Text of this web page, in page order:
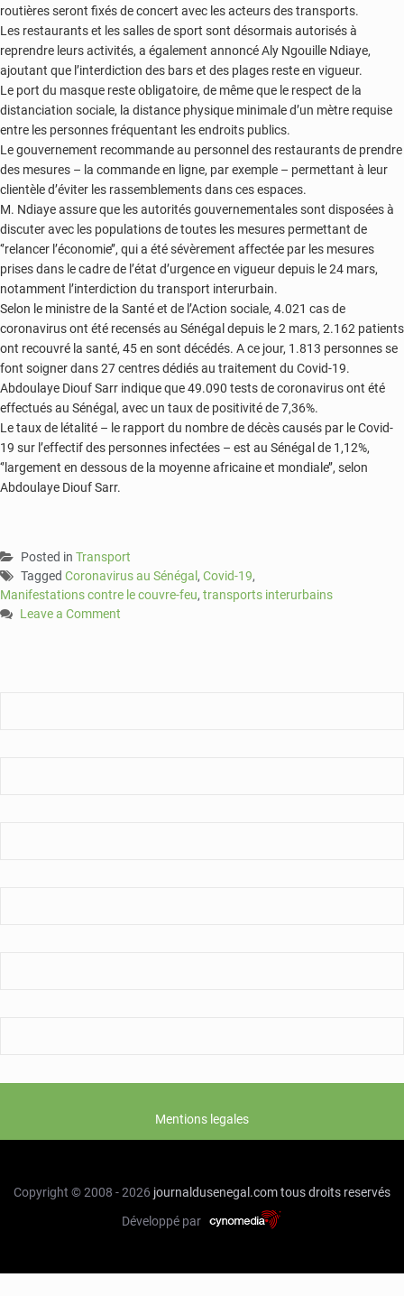
routières seront fixés de concert avec les acteurs des transports.
Les restaurants et les salles de sport sont désormais autorisés à
reprendre leurs activités, a également annoncé Aly Ngouille Ndiaye,
ajoutant que l’interdiction des bars et des plages reste en vigueur.
Le port du masque reste obligatoire, de même que le respect de la
distanciation sociale, la distance physique minimale d’un mètre requise
entre les personnes fréquentant les endroits publics.
Le gouvernement recommande au personnel des restaurants de prendre
des mesures – la commande en ligne, par exemple – permettant à leur
clientèle d’éviter les rassemblements dans ces espaces.
M. Ndiaye assure que les autorités gouvernementales sont disposées à
discuter avec les populations de toutes les mesures permettant de
‘’relancer l’économie’’, qui a été sévèrement affectée par les mesures
prises dans le cadre de l’état d’urgence en vigueur depuis le 24 mars,
notamment l’interdiction du transport interurbain.
Selon le ministre de la Santé et de l’Action sociale, 4.021 cas de
coronavirus ont été recensés au Sénégal depuis le 2 mars, 2.162 patients
ont recouvré la santé, 45 en sont décédés. A ce jour, 1.813 personnes se
font soigner dans 27 centres dédiés au traitement du Covid-19.
Abdoulaye Diouf Sarr indique que 49.090 tests de coronavirus ont été
effectués au Sénégal, avec un taux de positivité de 7,36%.
Le taux de létalité – le rapport du nombre de décès causés par le Covid-
19 sur l’effectif des personnes infectées – est au Sénégal de 1,12%,
‘’largement en dessous de la moyenne africaine et mondiale’’, selon
Abdoulaye Diouf Sarr.
Posted in Transport
Tagged Coronavirus au Sénégal , Covid-19,
Manifestations contre le couvre-feu, transports interurbains
Leave a Comment
Mentions legales
Copyright © 2008 - 2026 journaldusenegal.comtous droits reservés
Développé par